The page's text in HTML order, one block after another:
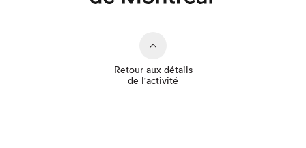
Retour aux détails
de l'activité